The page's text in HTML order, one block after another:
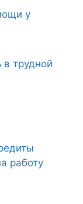
у
трудной
работу